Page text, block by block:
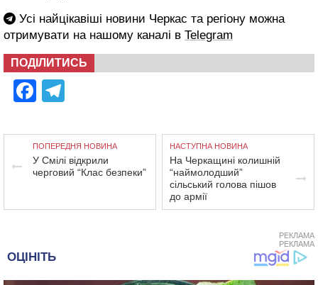
Усі найцікавіші новини Черкас та регіону можна
отримувати на нашому каналі в Telegram
ПОДІЛИТИСЬ
Facebook
ПОПЕРЕДНЯ НОВИНА
У Смілі відкрили
черговий “Клас безпеки”
НАСТУПНА НОВИНА
На Черкащині колишній
“наймолодший”
сільський голова пішов
до армії
РЕКЛАМА
РЕКЛАМА